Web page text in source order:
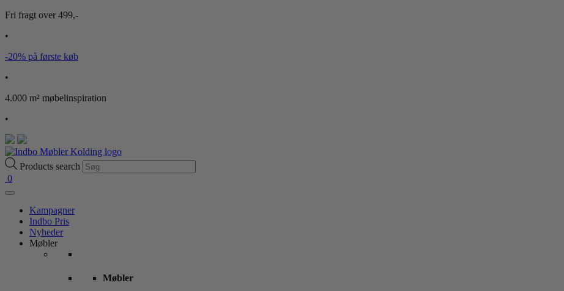
Fri fragt over 499,-
•
-20% på første køb
•
4.000 m² møbelinspiration
•
Products search
0
Kampagner
Indbo Pris
Nyheder
Møbler
Møbler